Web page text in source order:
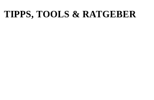
TIPPS, TOOLS & RATGEBER